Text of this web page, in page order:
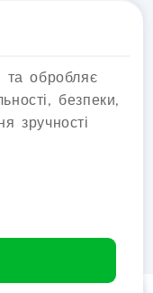
та обробляє
безпеки,
зручності